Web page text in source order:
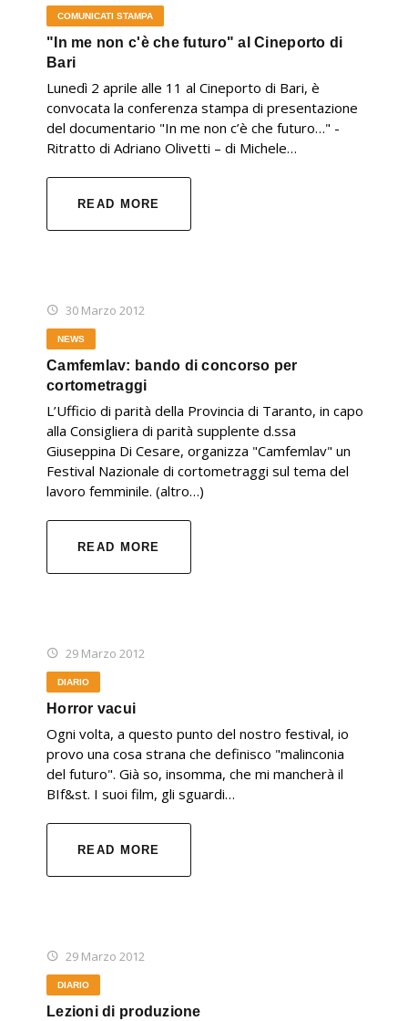
COMUNICATI STAMPA
"In me non c'è che futuro" al Cineporto di
Bari
Lunedì 2 aprile alle 11 al Cineporto di Bari, è
convocata la conferenza stampa di presentazione
del documentario "In me non c’è che futuro…" -
Ritratto di Adriano Olivetti – di Michele…
READ MORE
30 Marzo 2012
NEWS
Camfemlav: bando di concorso per
cortometraggi
L’Ufficio di parità della Provincia di Taranto, in capo
alla Consigliera di parità supplente d.ssa
Giuseppina Di Cesare, organizza "Camfemlav" un
Festival Nazionale di cortometraggi sul tema del
lavoro femminile. (altro…)
READ MORE
29 Marzo 2012
DIARIO
Horror vacui
Ogni volta, a questo punto del nostro festival, io
provo una cosa strana che definisco "malinconia
del futuro". Già so, insomma, che mi mancherà il
BIf&st. I suoi film, gli sguardi…
READ MORE
29 Marzo 2012
DIARIO
Lezioni di produzione